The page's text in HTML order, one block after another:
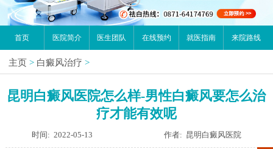
首页 医院简介 医生团队 在线预约 就医指南 来院路线
主页 > 白癜风治疗 >
昆明白癜风医院怎么样-男性白癜风要怎么治
疗才能有效呢
时间: 2022-05-13 作者: 昆明白癜风医院